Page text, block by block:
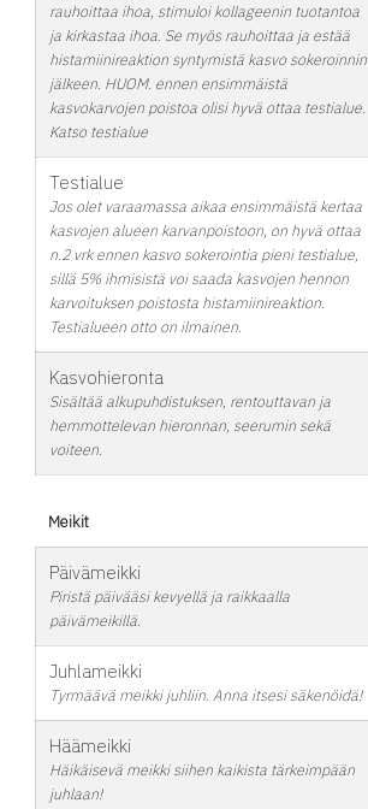
rauhoittaa ihoa, stimuloi kollageenin tuotantoa
ja kirkastaa ihoa. Se myös rauhoittaa ja estää
histamiinireaktion syntymistä kasvo sokeroinnin
jälkeen. HUOM. ennen ensimmäistä
kasvokarvojen poistoa olisi hyvä ottaa testialue.
Katso testialue
Testialue
Jos olet varaamassa aikaa ensimmäistä kertaa
kasvojen alueen karvanpoistoon, on hyvä ottaa
n.2 vrk ennen kasvo sokerointia pieni testialue,
sillä 5% ihmisistä voi saada kasvojen hennon
karvoituksen poistosta histamiinireaktion.
Testialueen otto on ilmainen.
Kasvohieronta
Sisältää alkupuhdistuksen, rentouttavan ja
hemmottelevan hieronnan, seerumin sekä
voiteen.
Meikit
Päivämeikki
Piristä päivääsi kevyellä ja raikkaalla
päivämeikillä.
Juhlameikki
Tyrmäävä meikki juhliin. Anna itsesi säkenöidä!
Häämeikki
Häikäisevä meikki siihen kaikista tärkeimpään
juhlaan!